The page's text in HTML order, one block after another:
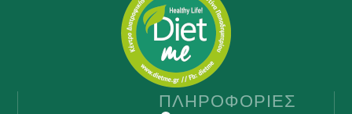
ΠΛΗΡΟΦΟΡΊΕΣ